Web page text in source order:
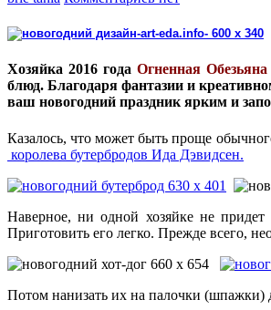
Хозяйка 2016 годаОгненная Обезьяна
блюд. Благодаря фантазии и
ваш новогодний праздник ярким и
Казалось, что может быть проще
королева бутербродов Ида Дэвидсен.
Наверное, ни одной хозяйке не
Приготовить его легко. Прежде всего,
Потом нанизать их на палочки (шпажки)